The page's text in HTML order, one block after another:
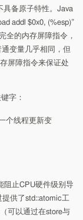
具备原子特性。Java
addl $0x0, (%esp)”
全的内存屏障指令，
变量几乎相同，但
屏障指令来保证处
字：
个线程更新变
阻止CPU硬件级别导
供了std::atomic工
可以通过在store与